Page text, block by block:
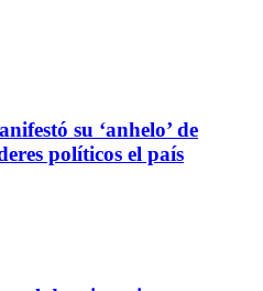
su ‘anhelo’ de
políticos el país